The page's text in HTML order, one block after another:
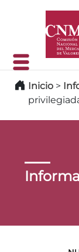
Inicio >